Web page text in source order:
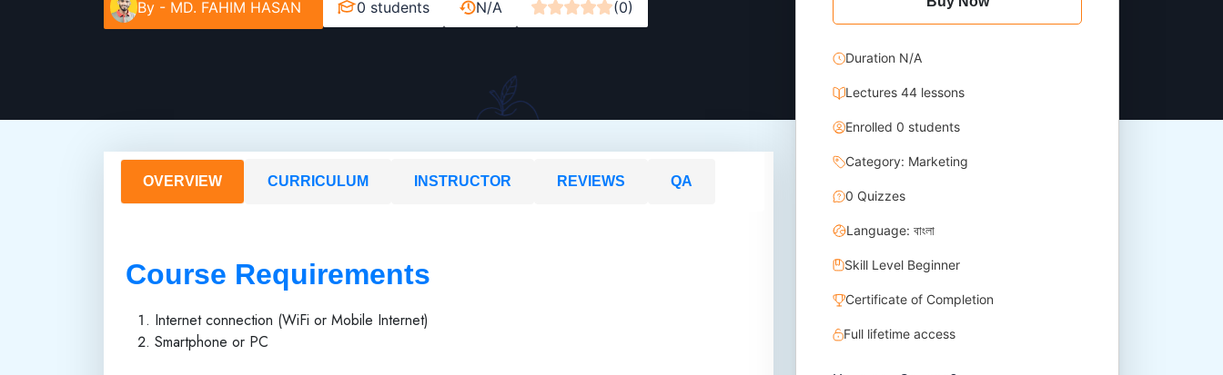
By - MD. FAHIM HASAN 0 students N/A (0)
OVERVIEW CURRICULUM INSTRUCTOR REVIEWS QA
Course Requirements
Internet connection (WiFi or Mobile Internet)
Smartphone or PC
Duration N/A
Lectures 44 lessons
Enrolled 0 students
Category: Marketing
0 Quizzes
Language: বাংলা
Skill Level Beginner
Certificate of Completion
Full lifetime access